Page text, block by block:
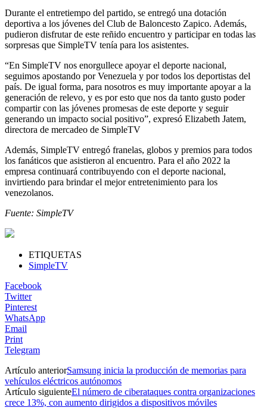
Durante el entretiempo del partido, se entregó una dotación
deportiva a los jóvenes del Club de Baloncesto Zapico. Además,
pudieron disfrutar de este reñido encuentro y participar en todas las
sorpresas que SimpleTV tenía para los asistentes.
“En SimpleTV nos enorgullece apoyar el deporte nacional,
seguimos apostando por Venezuela y por todos los deportistas del
país. De igual forma, para nosotros es muy importante apoyar a la
generación de relevo, y es por esto que nos da tanto gusto poder
compartir con las jóvenes promesas de este deporte y seguir
generando un impacto social positivo”, expresó Elizabeth Jatem,
directora de mercadeo de SimpleTV
Además, SimpleTV entregó franelas, globos y premios para todos
los fanáticos que asistieron al encuentro. Para el año 2022 la
empresa continuará contribuyendo con el deporte nacional,
invirtiendo para brindar el mejor entretenimiento para los
venezolanos.
Fuente: SimpleTV
ETIQUETAS
SimpleTV
Facebook
Twitter
Pinterest
WhatsApp
Email
Print
Telegram
Artículo anteriorSamsung inicia la producción de memorias para
vehículos eléctricos autónomos
Artículo siguienteEl número de ciberataques contra organizaciones
crece 13%, con aumento dirigidos a dispositivos móviles